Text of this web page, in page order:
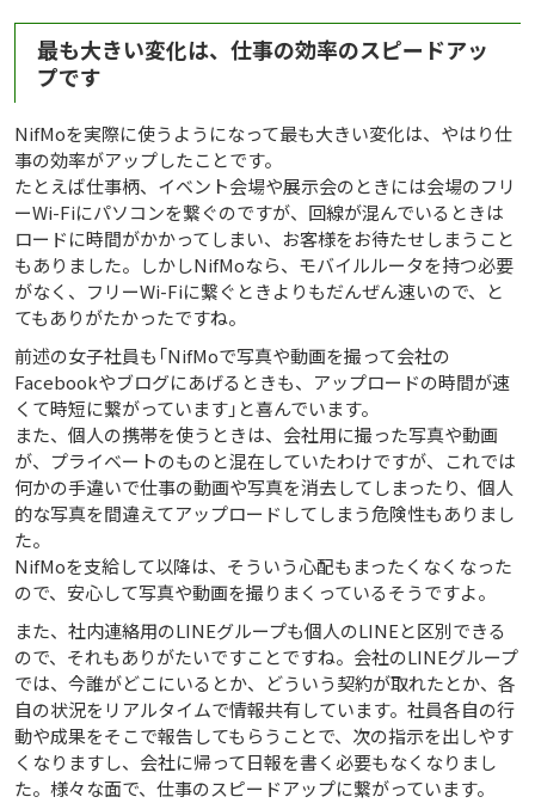
最も大きい変化は、仕事の効率のスピードアッ
プです
NifMoを実際に使うようになって最も大きい変化は、やはり仕
事の効率がアップしたことです。
たとえば仕事柄、イベント会場や展示会のときには会場のフリ
ーWi-Fiにパソコンを繋ぐのですが、回線が混んでいるときは
ロードに時間がかかってしまい、お客様をお待たせしまうこと
もありました。しかしNifMoなら、モバイルルータを持つ必要
がなく、フリーWi-Fiに繋ぐときよりもだんぜん速いので、と
てもありがたかったですね。
前述の女子社員も「NifMoで写真や動画を撮って会社の
Facebookやブログにあげるときも、アップロードの時間が速
くて時短に繋がっています」と喜んでいます。
また、個人の携帯を使うときは、会社用に撮った写真や動画
が、プライベートのものと混在していたわけですが、これでは
何かの手違いで仕事の動画や写真を消去してしまったり、個人
的な写真を間違えてアップロードしてしまう危険性もありまし
た。
NifMoを支給して以降は、そういう心配もまったくなくなった
ので、安心して写真や動画を撮りまくっているそうですよ。
また、社内連絡用のLINEグループも個人のLINEと区別できる
ので、それもありがたいですことですね。会社のLINEグループ
では、今誰がどこにいるとか、どういう契約が取れたとか、各
自の状況をリアルタイムで情報共有しています。社員各自の行
動や成果をそこで報告してもらうことで、次の指示を出しやす
くなりますし、会社に帰って日報を書く必要もなくなりまし
た。様々な面で、仕事のスピードアップに繋がっています。